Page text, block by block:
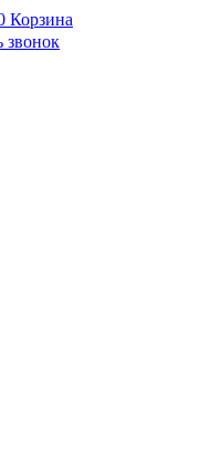
Корзина
звонок